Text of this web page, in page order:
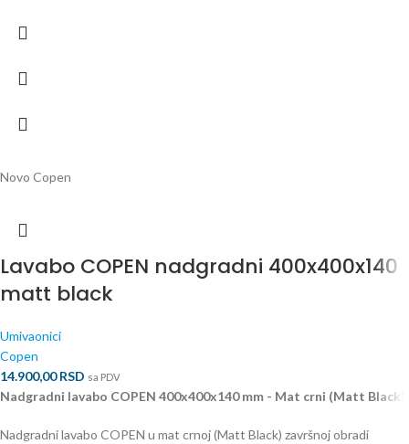
Novo Copen
Lavabo COPEN nadgradni 400x400x140
matt black
Umivaonici
Copen
14.900,00RSD sa PDV
Nadgradni lavabo COPEN 400x400x140 mm - Mat crni (Matt Black)
Nadgradni lavabo COPEN u mat crnoj (Matt Black) završnoj obradi